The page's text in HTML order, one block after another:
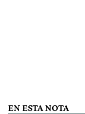
EN ESTA NOTA